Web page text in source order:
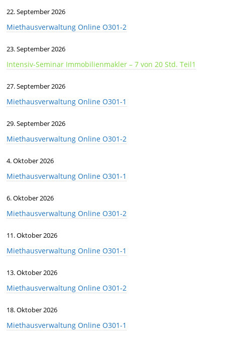
22. September 2026
Miethausverwaltung Online O301-2
23. September 2026
Intensiv-Seminar Immobilienmakler – 7 von 20 Std. Teil1
27. September 2026
Miethausverwaltung Online O301-1
29. September 2026
Miethausverwaltung Online O301-2
4. Oktober 2026
Miethausverwaltung Online O301-1
6. Oktober 2026
Miethausverwaltung Online O301-2
11. Oktober 2026
Miethausverwaltung Online O301-1
13. Oktober 2026
Miethausverwaltung Online O301-2
18. Oktober 2026
Miethausverwaltung Online O301-1